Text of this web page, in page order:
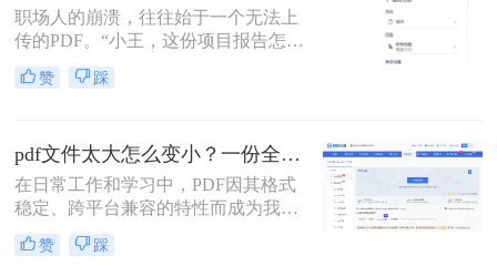
职场人的崩溃，往往始于一个无法上
传的PDF。“小王，这份项目报告怎么
还没发过来？”“领导，PDF太大了，
邮件发不了，网盘传了半小时还没传
读成为我们最常用的文件格式之一。
赞 踩
pdf文件太大怎么变小？一份全面有效的瘦身指南！
在日常工作和学习中，PDF因其格式
稳定、跨平台兼容的特性而成为我们
最常使用的文件格式之一。然而，一
个动辄几十兆甚至上百兆的PDF文件
赞 踩